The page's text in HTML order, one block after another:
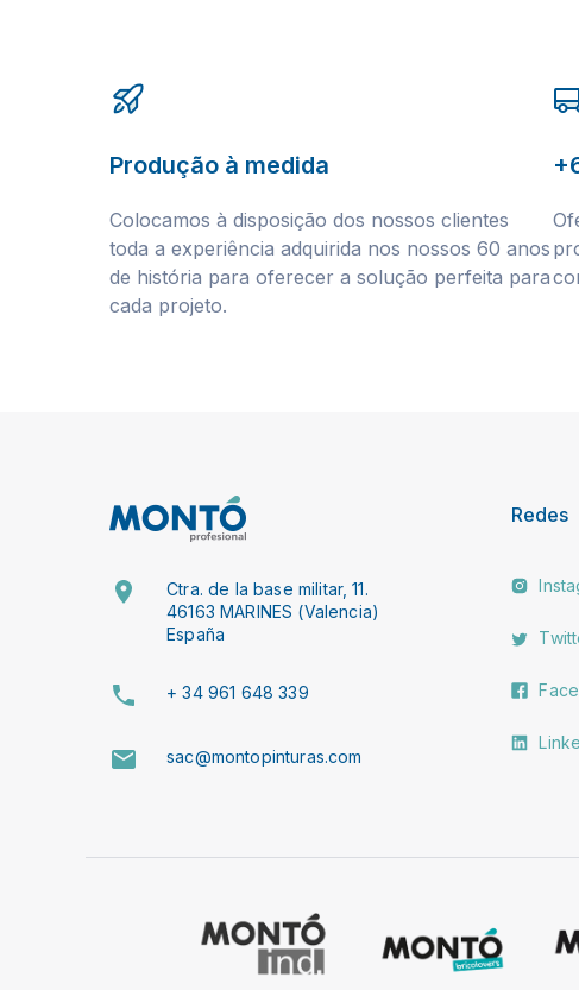
Produção à medida
Colocamos à disposição dos nossos clientes
toda a experiência adquirida nos nossos 60 anos
de história para oferecer a solução perfeita para
cada projeto.
Ctra. de la base militar, 11.
46163 MARINES (Valencia)
España
+ 34 961 648 339
sac@montopinturas.com
Redes